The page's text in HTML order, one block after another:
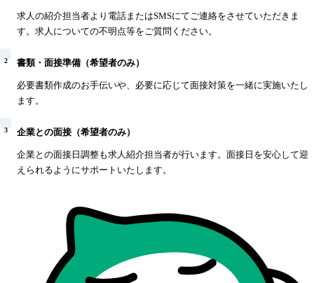
求人の紹介担当者より電話またはSMSにてご連絡をさせていただきま
す。求人についての不明点等をご質問ください。
2 書類・面接準備（希望者のみ）
必要書類作成のお手伝いや、必要に応じて面接対策を一緒に実施いたし
ます。
3 企業との面接（希望者のみ）
企業との面接日調整も求人紹介担当者が行います。面接日を安心して迎
えられるようにサポートいたします。